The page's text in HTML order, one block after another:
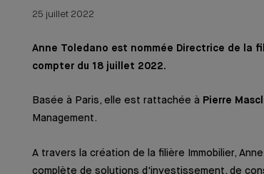
25 juillet 2022
Anne Toledano est nommée Directrice de la
compter du 18 juillet 2022.
Basée à Paris, elle est rattachée à Pierre
Management.
A travers la création de la filière Immobilier,
complète de solutions d'investissement, de